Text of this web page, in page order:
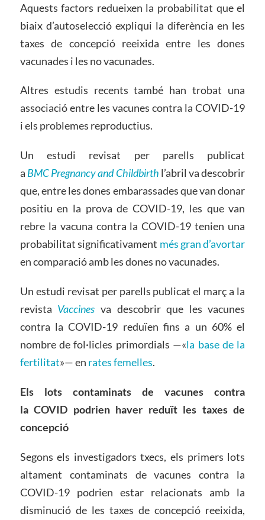
Aquests factors redueixen la probabilitat que el
biaix d’autoselecció expliqui la diferència en les
taxes de concepció reeixida entre les dones
vacunades i les no vacunades.
Altres estudis recents també han trobat una
associació entre les vacunes contra la COVID-19
i els problemes reproductius.
Un estudi revisat per parells publicat
a BMC Pregnancy and Childbirth l’abril va descobrir
que, entre les dones embarassades que van donar
positiu en la prova de COVID-19, les que van
rebre la vacuna contra la COVID-19 tenien una
probabilitat significativament més gran d’avortar
en comparació amb les dones no vacunades.
Un estudi revisat per parells publicat el març a la
revista Vaccines va descobrir que les vacunes
contra la COVID-19 reduïen fins a un 60% el
nombre de fol·licles primordials —«la base de la
fertilitat»— en rates femelles.
Els lots contaminats de vacunes contra
la COVID podrien haver reduït les taxes de
concepció
Segons els investigadors txecs, els primers lots
altament contaminats de vacunes contra la
COVID-19 podrien estar relacionats amb la
disminució de les taxes de concepció reeixida,